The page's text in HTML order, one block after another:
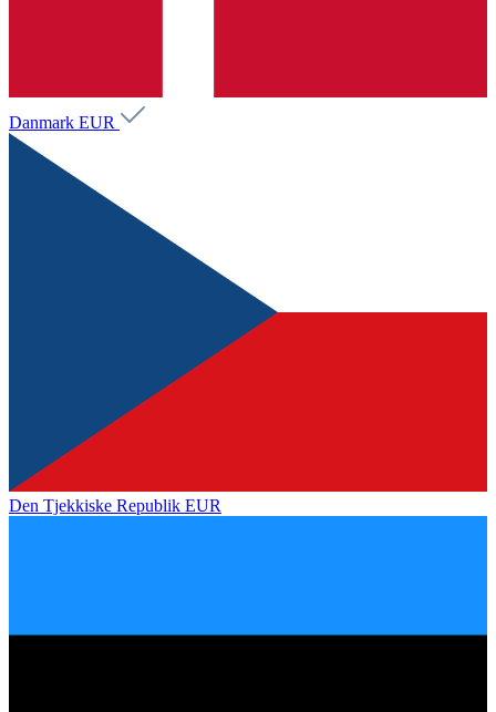
Danmark EUR
Den Tjekkiske Republik EUR